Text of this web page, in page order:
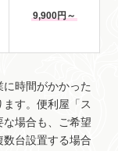
9,900円～
時間がかかった
す。便利屋「ス
場合も、ご希望
台設置する場合